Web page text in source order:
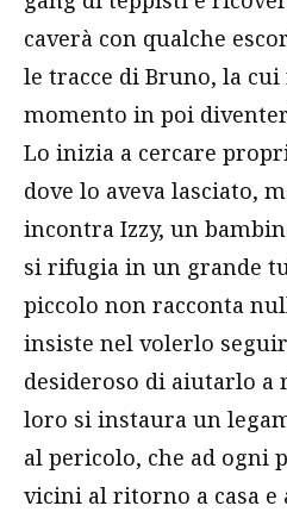
caverà con qualche
le tracce di Bruno, la
momento in poi
Lo inizia a cercare
dove lo aveva lasciato,
incontra Izzy, un
si rifugia in un grande
piccolo non racconta
insiste nel volerlo
desideroso di aiutarlo a
loro si instaura un
al pericolo, che ad ogni
vicini al ritorno a casa e